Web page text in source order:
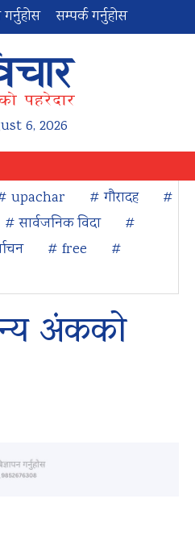
सम्पर्क गर्नुहोस
6, 2026
upachar # गौरादह
#
# सार्वजनिक विदा
#
# free
#
अंकको